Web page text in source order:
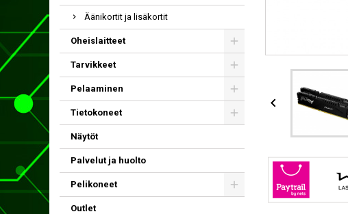
Äänikortit ja lisäkortit
Oheislaitteet
Tarvikkeet
Pelaaminen
Tietokoneet
Näytöt
Palvelut ja huolto
Pelikoneet
Outlet
